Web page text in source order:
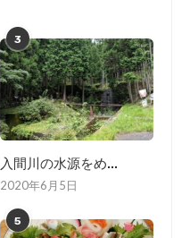
3
入間川の水源をめ...
2020年6月5日
5